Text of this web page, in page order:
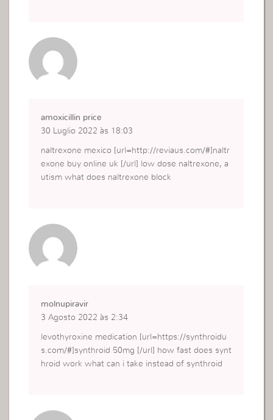
amoxicillin price
30 Luglio 2022 às 18:03
naltrexone mexico [url=http://reviaus.com/#]naltr
exone buy online uk [/url] low dose naltrexone, a
utism what does naltrexone block
molnupiravir
3 Agosto 2022 às 2:34
levothyroxine medication [url=https://synthroidu
s.com/#]synthroid 50mg [/url] how fast does synt
hroid work what can i take instead of synthroid